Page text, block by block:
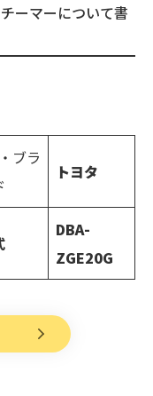
ーマーについて書
ブラ
トヨタ
DBA-
ZGE20G